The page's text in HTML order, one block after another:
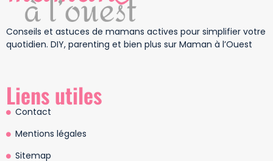
Conseils et astuces de mamans actives pour simplifier votre
quotidien. DIY, parenting et bien plus sur Maman à l’Ouest
Liens utiles
Contact
Mentions légales
Sitemap